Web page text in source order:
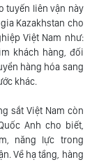
tuyến liên vận này
Kazakhstan cho
Việt Nam như:
khách hàng, đối
hàng hóa sang
khác.
sắt Việt Nam còn
Anh cho biết,
năng lực trong
Về hạ tầng, hàng